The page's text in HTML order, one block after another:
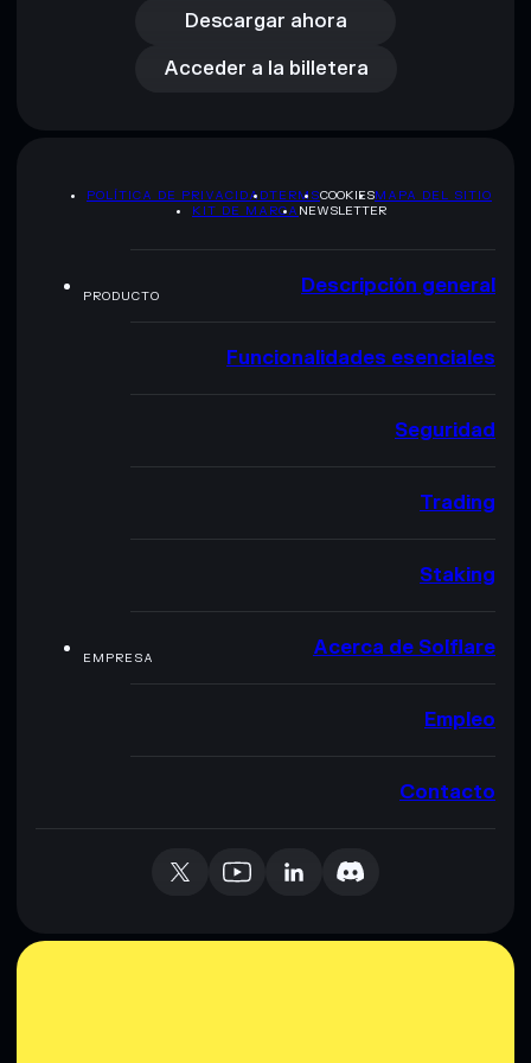
Descargar ahora
Acceder a la billetera
Acceder a la billetera
POLÍTICA DE PRIVACIDADTERMSCOOKIESMAPA DEL SITIO
KIT DE MARCA NEWSLETTER
PRODUCTO Descripción general
Funcionalidades esenciales
Seguridad
Trading
Staking
EMPRESA Acerca de Solflare
Empleo
Contacto